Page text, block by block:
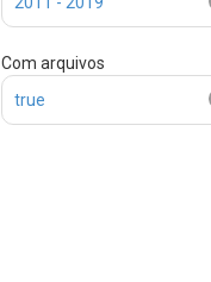
Com arquivos
true